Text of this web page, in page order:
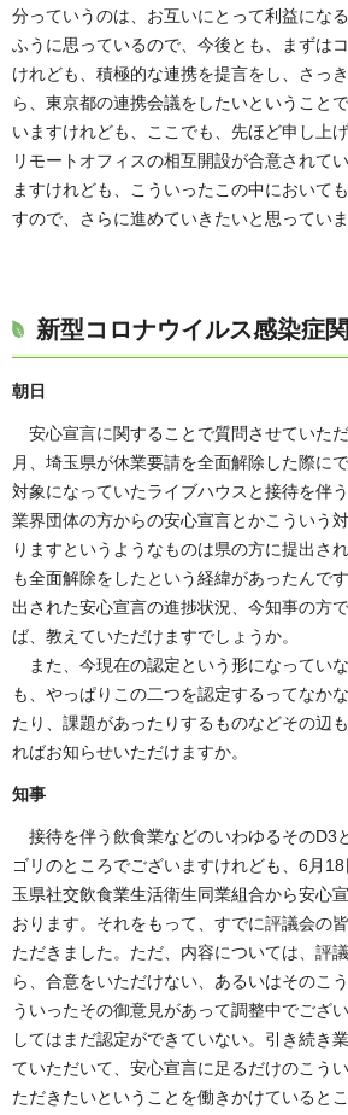
分っていうのは、お互いにとって利益にな
ふうに思っているので、今後とも、まずは
けれども、積極的な連携を提言をし、さっ
ら、東京都の連携会議をしたいということ
いますけれども、ここでも、先ほど申し上
リモートオフィスの相互開設が合意されて
ますけれども、こういったこの中において
すので、さらに進めていきたいと思っていま
新型コロナウイルス感染症
朝日
安心宣言に関することで質問させていた
月、埼玉県が休業要請を全面解除した際に
対象になっていたライブハウスと接待を伴
業界団体の方からの安心宣言とかこういう
りますというようなものは県の方に提出さ
も全面解除をしたという経緯があったんで
出された安心宣言の進捗状況、今知事の方
ば、教えていただけますでしょうか。
また、今現在の認定という形になってい
も、やっぱりこの二つを認定するってなか
たり、課題があったりするものなどその辺
ればお知らせいただけますか。
知事
接待を伴う飲食業などのいわゆるそのD3
ゴリのところでございますけれども、6月
玉県社交飲食業生活衛生同業組合から安心
おります。それをもって、すでに評議会の
ただきました。ただ、内容については、評
ら、合意をいただけない、あるいはそのこ
ういったその御意見があって調整中でござ
してはまだ認定ができていない。引き続き
ていただいて、安心宣言に足るだけのこう
ただきたいということを働きかけていると